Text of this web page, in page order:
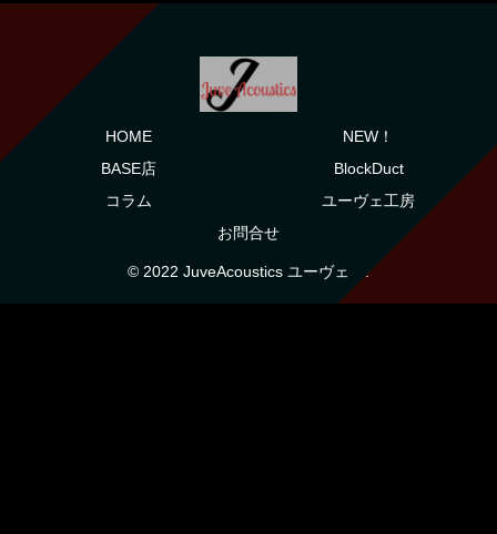
HOME
NEW！
BASE店
BlockDuct
コラム
ユーヴェ工房
お問合せ
© 2022 JuveAcoustics ユーヴェ .